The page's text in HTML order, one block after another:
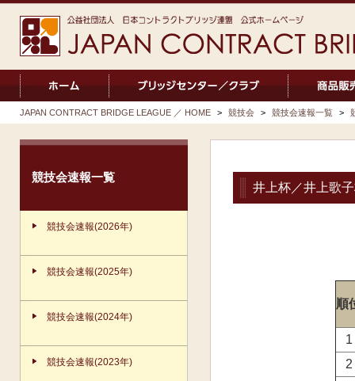
JAPAN CONTRACT BRIDGE LEAGUE ／ HOME > 競技会 > 競技会速報一覧 >
競技会速報一覧
競技会速報(2026年)
競技会速報(2025年)
競技会速報(2024年)
競技会速報(2023年)
井上杯／井上歌
順
1
2